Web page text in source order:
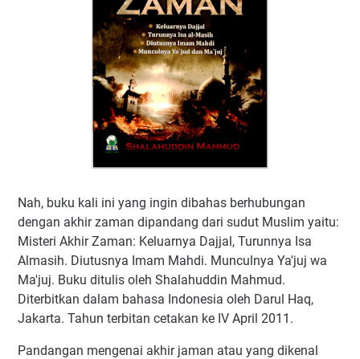
Nah, buku kali ini yang ingin dibahas berhubungan
dengan akhir zaman dipandang dari sudut Muslim yaitu:
Misteri Akhir Zaman: Keluarnya Dajjal, Turunnya Isa
Almasih. Diutusnya Imam Mahdi. Munculnya Ya'juj wa
Ma'juj. Buku ditulis oleh Shalahuddin Mahmud.
Diterbitkan dalam bahasa Indonesia oleh Darul Haq,
Jakarta. Tahun terbitan cetakan ke IV April 2011.
Pandangan mengenai akhir jaman atau yang dikenal